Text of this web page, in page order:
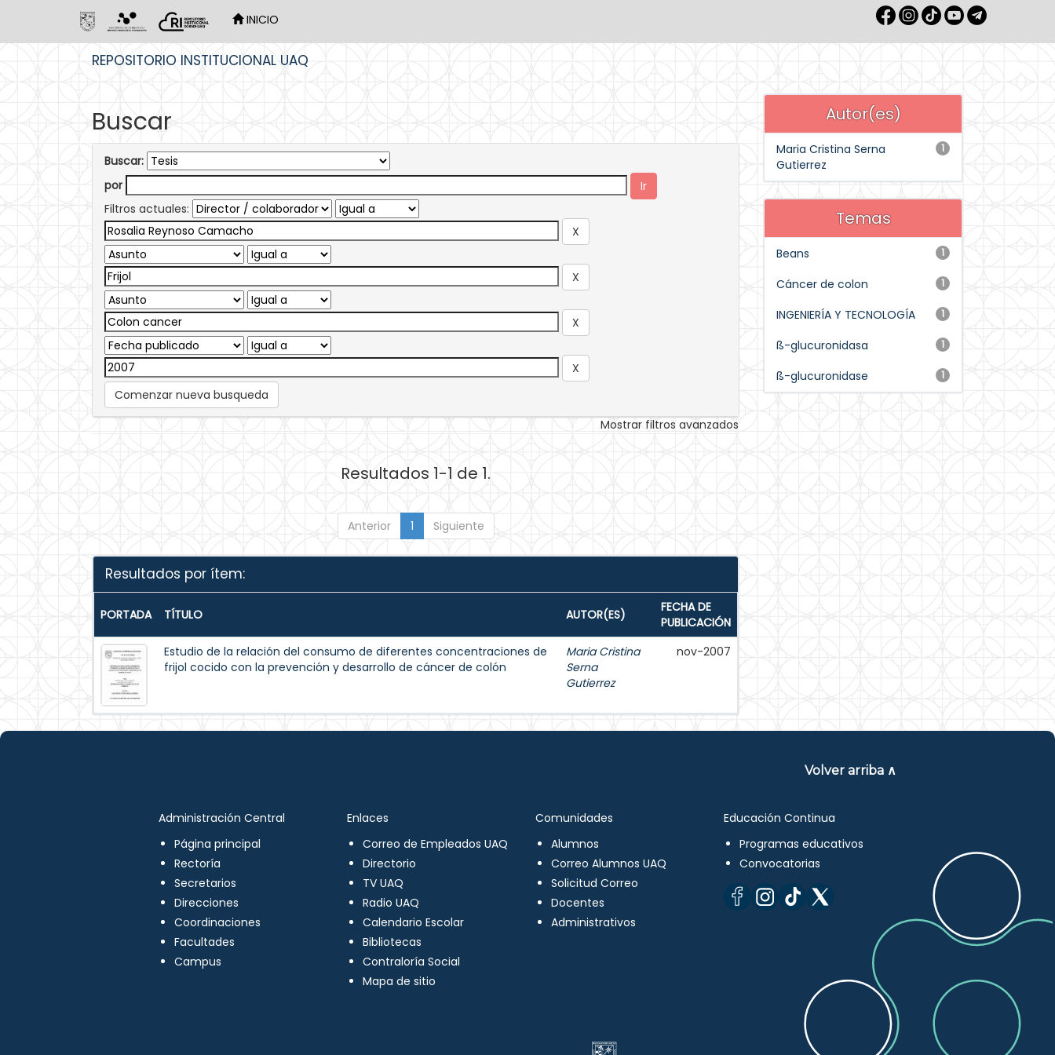
INICIO
REPOSITORIO INSTITUCIONAL UAQ
Buscar
Buscar:
por
Filtros actuales:
Comenzar nueva busqueda
Mostrar filtros avanzados
Resultados 1-1 de 1.
Anterior 1 Siguiente
Resultados por ítem:
PORTADA TÍTULO AUTOR(ES)
FECHA DE
PUBLICACIÓN
Estudio de la relación del consumo de diferentes concentraciones de
frijol cocido con la prevención y desarrollo de cáncer de colón
Maria Cristina
Serna
Gutierrez
nov-2007
Autor(es)
1
Maria Cristina Serna
Gutierrez
Temas
1
Beans
1
Cáncer de colon
1
INGENIERÍA Y TECNOLOGÍA
1
ß-glucuronidasa
1
ß-glucuronidase
Volver arriba ∧
Administración Central
Página principal
Rectoría
Secretarios
Direcciones
Coordinaciones
Facultades
Campus
Enlaces
Correo de Empleados UAQ
Directorio
TV UAQ
Radio UAQ
Calendario Escolar
Bibliotecas
Contraloría Social
Mapa de sitio
Comunidades
Alumnos
Correo Alumnos UAQ
Solicitud Correo
Docentes
Administrativos
Educación Continua
Programas educativos
Convocatorias